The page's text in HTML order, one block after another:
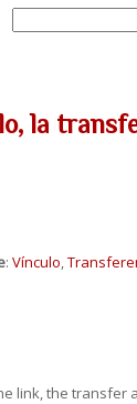
la
: Vínculo,
link, the transfer